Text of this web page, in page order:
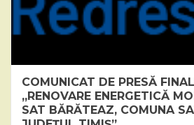
COMUNICAT DE PRESĂ
„RENOVARE ENERGETICĂ
SAT BĂRĂTEAZ, COMUNA